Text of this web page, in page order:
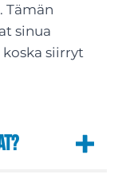
Tämän
sinua
siirryt